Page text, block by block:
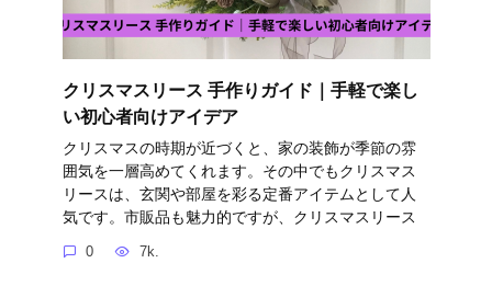
クリスマスリース 手作りガイド｜手軽で楽し
い初心者向けアイデア
クリスマスの時期が近づくと、家の装飾が季節の雰
囲気を一層高めてくれます。その中でもクリスマス
リースは、玄関や部屋を彩る定番アイテムとして人
気です。市販品も魅力的ですが、クリスマスリース
0 7k.